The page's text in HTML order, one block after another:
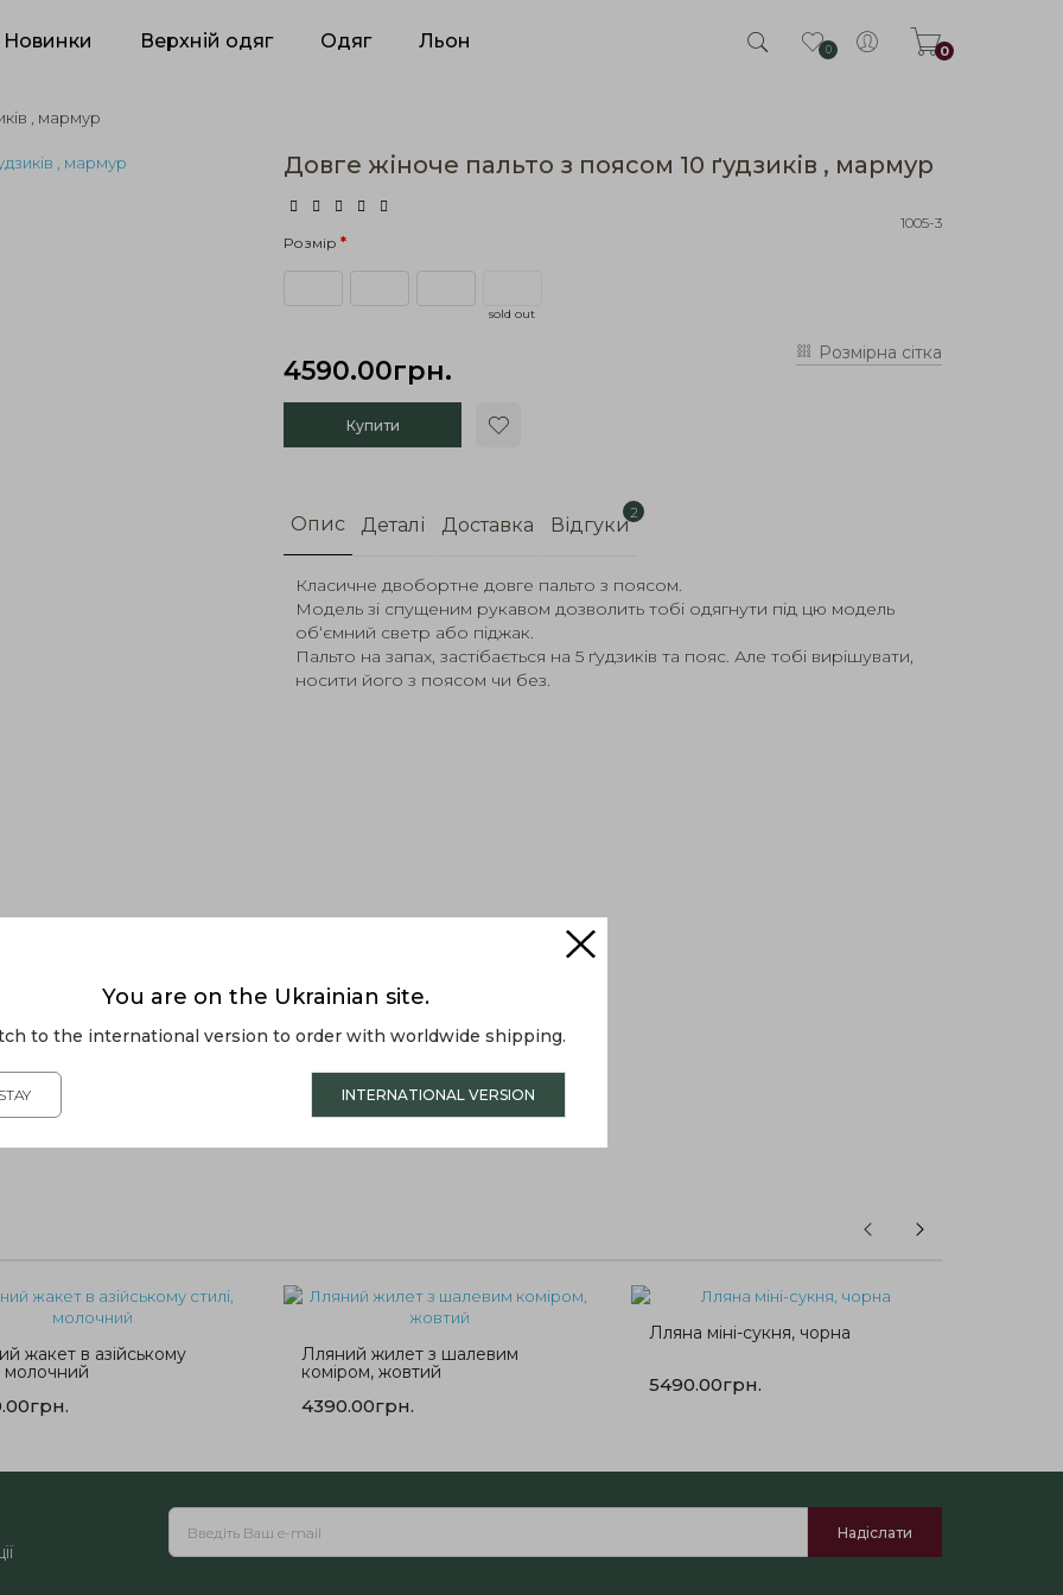
Новинки Верхній одяг Одяг Льон 0 0
, мармур
Довге жіноче пальто з поясом 10 ґудзиків , мармур
1005-3
Розмір
sold out
Розмірна сітка
4590.00грн.
Купити
Опис Деталі Доставка Відгуки
2
Класичне двобортне довге пальто з поясом.
Модель зі спущеним рукавом дозволить тобі одягнути під цю модель
об‘ємний светр або піджак.
Пальто на запах, застібається на 5 ґудзиків та пояс. Але тобі вирішувати,
носити його з поясом чи без.
жакет в азійському
молочний
Лляний жилет з шалевим
коміром, жовтий
4390.00грн.
Лляна міні-сукня, чорна
5490.00грн.
You are on the Ukrainian site.
to the international version to order with worldwide shipping.
INTERNATIONAL VERSION